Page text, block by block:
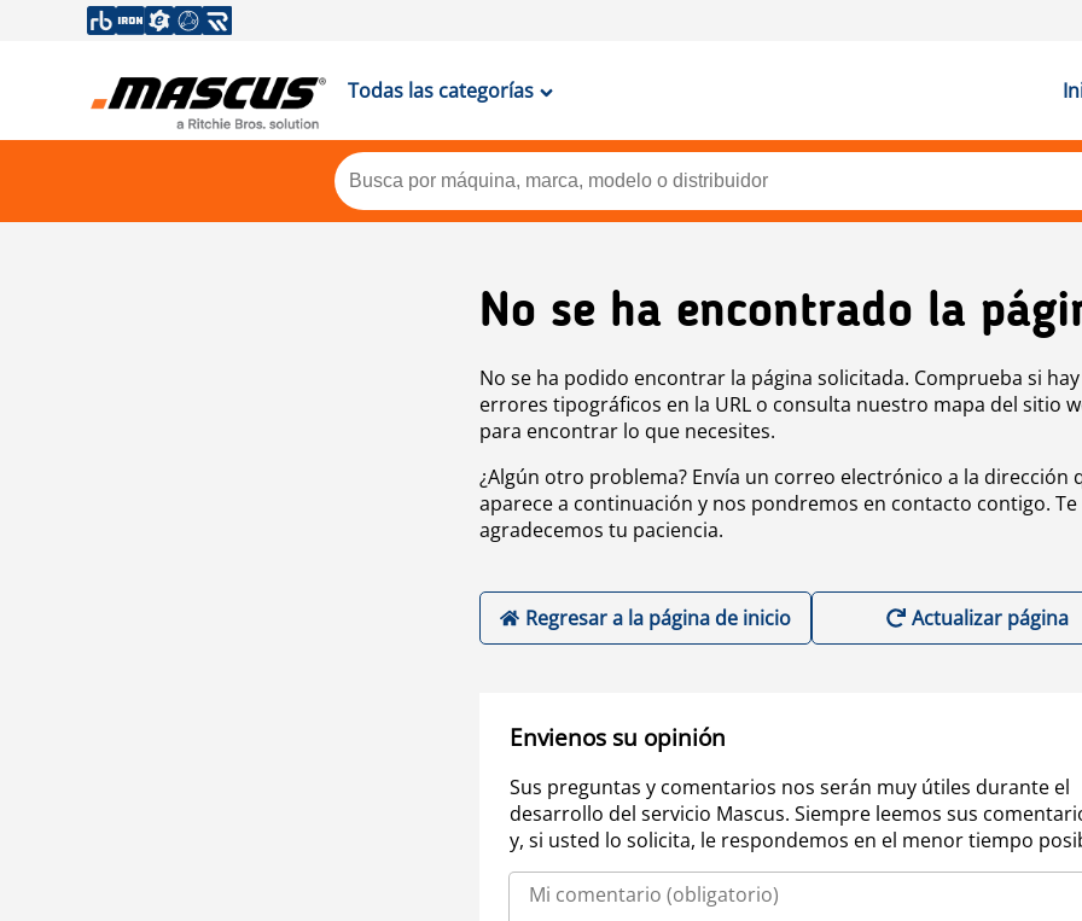
Todas las categorías
No se ha encontrado la
No se ha podido encontrar la página solicitada. Comprueba si hay
errores tipográficos en la URL o consulta nuestro mapa del sitio
para encontrar lo que necesites.
¿Algún otro problema? Envía un correo electrónico a la dirección
aparece a continuación y nos pondremos en contacto contigo. Te
agradecemos tu paciencia.
Regresar a la página de inicio Actualizar página
Envienos su opinión
Sus preguntas y comentarios nos serán muy útiles durante el
desarrollo del servicio Mascus. Siempre leemos sus
y, si usted lo solicita, le respondemos en el menor tiempo